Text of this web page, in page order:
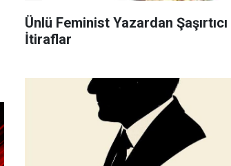
Ünlü Feminist Yazardan Şaşırtıcı
İtiraflar